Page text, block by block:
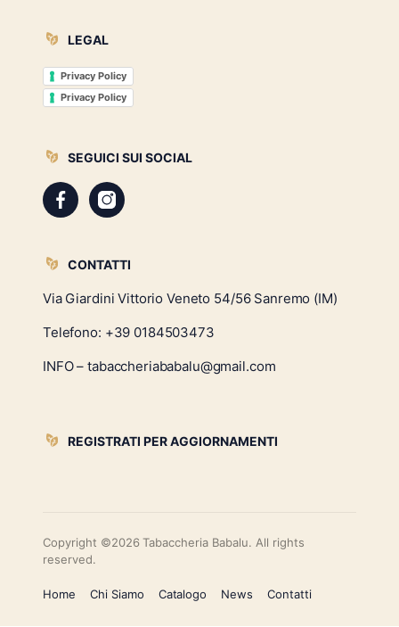
LEGAL
Privacy Policy
Privacy Policy
SEGUICI SUI SOCIAL
CONTATTI
Via Giardini Vittorio Veneto 54/56 Sanremo (IM)
Telefono: +39 0184503473
INFO – tabaccheriababalu@gmail.com
REGISTRATI PER AGGIORNAMENTI
Copyright ©2026 Tabaccheria Babalu. All rights
reserved.
Home Chi Siamo Catalogo News Contatti